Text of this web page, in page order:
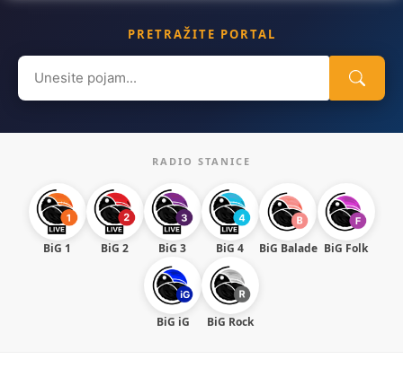
PRETRAŽITE PORTAL
Search
for:
RADIO STANICE
BiG 1 BiG 2 BiG 3 BiG 4 BiG Balade BiG Folk
BiG iG BiG Rock